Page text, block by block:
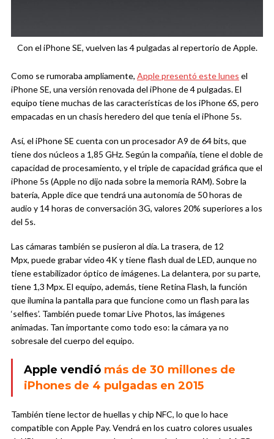
Con el iPhone SE, vuelven las 4 pulgadas al repertorio de Apple.
Como se rumoraba ampliamente, Apple presentó este lunes el
iPhone SE, una versión renovada del iPhone de 4 pulgadas. El
equipo tiene muchas de las características de los iPhone 6S, pero
empacadas en un chasis heredero del que tenía el iPhone 5s.
Así, el iPhone SE cuenta con un procesador A9 de 64 bits, que
tiene dos núcleos a 1,85 GHz. Según la compañía, tiene el doble de
capacidad de procesamiento, y el triple de capacidad gráfica que el
iPhone 5s (Apple no dijo nada sobre la memoria RAM). Sobre la
batería, Apple dice que tendrá una autonomía de 50 horas de
audio y 14 horas de conversación 3G, valores 20% superiores a los
del 5s.
Las cámaras también se pusieron al día. La trasera, de 12
Mpx, puede grabar video 4K y tiene flash dual de LED, aunque no
tiene estabilizador óptico de imágenes. La delantera, por su parte,
tiene 1,3 Mpx. El equipo, además, tiene Retina Flash, la función
que ilumina la pantalla para que funcione como un flash para las
‘selfies’. También puede tomar Live Photos, las imágenes
animadas. Tan importante como todo eso: la cámara ya no
sobresale del cuerpo del equipo.
Apple vendió más de 30 millones de
iPhones de 4 pulgadas en 2015
También tiene lector de huellas y chip NFC, lo que lo hace
compatible con Apple Pay. Vendrá en los cuatro colores usuales